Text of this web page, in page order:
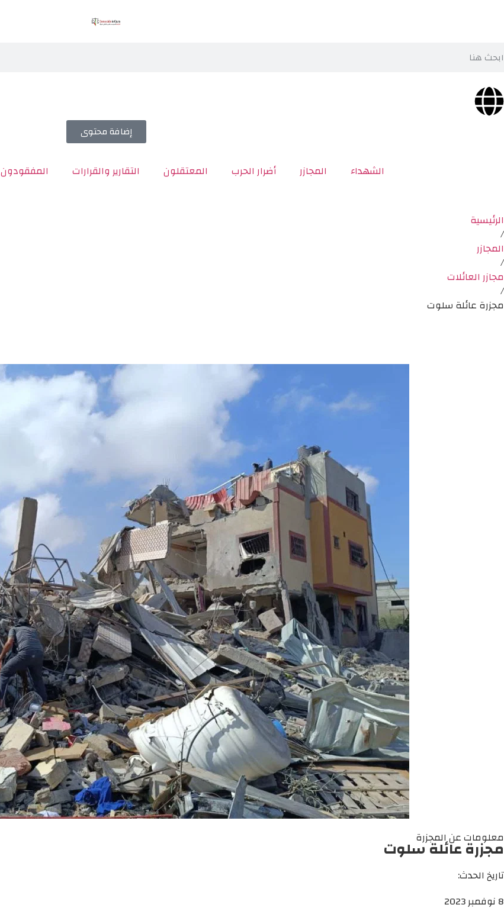
إضافة محتوى
الشهداء المجازر أضرار الحرب المعتقلون التقارير والقرارات المفقودون
الرئيسية
/
المجازر
/
مجازر العائلات
/
مجزرة عائلة سلوت
معلومات عن المجزرة
مجزرة عائلة سلوت
تاريخ الحدث:
8 نوفمبر 2023